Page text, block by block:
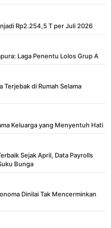
Rp2.254,5 T per Juli 2026
Laga Penentu Lolos Grup A
di Rumah Selama
Keluarga yang Menyentuh Hati
Sejak April, Data Payrolls
Bunga
Dinilai Tak Mencerminkan